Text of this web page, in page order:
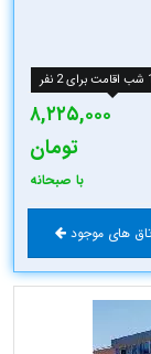
۸,۲۲۵,۰۰۰
تومان
با صبحانه
های موجود